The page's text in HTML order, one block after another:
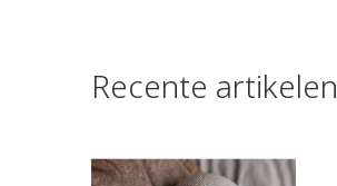
Recente artikelen